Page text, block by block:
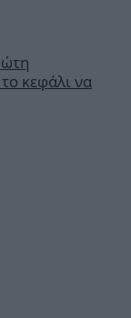
κεφάλι να